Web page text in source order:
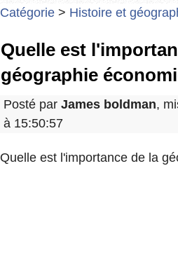
Catégorie > Histoire et
Quelle est
géographie
Posté par James boldman,
à 15:50:57
Quelle est l'importance de la